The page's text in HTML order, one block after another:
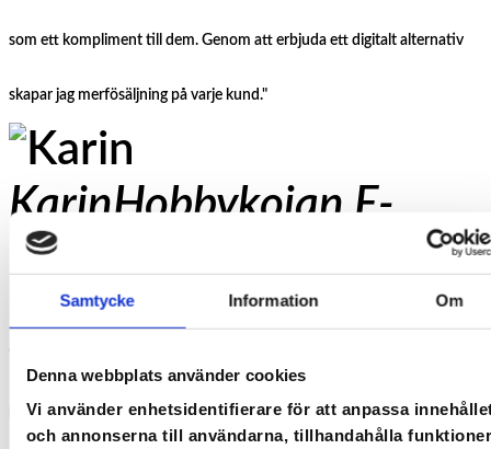
Samtycke Information Om
Denna webbplats använder cookies
Vi använder enhetsidentifierare för att anpassa
och annonserna till användarna, tillhandahålla
som ett kompliment till dem. Genom att erbjuda ett digitalt alternativ
skapar jag merfösäljning på varje kund."
KarinHobbykojan E-
handel
portal är också sömlöst integrerad med min webshop så att jag kan sälja